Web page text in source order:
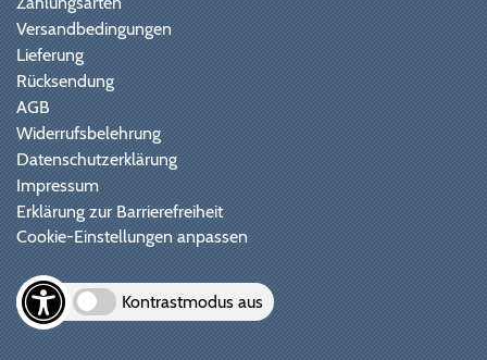
Versandbedingungen
Lieferung
Rücksendung
AGB
Widerrufsbelehrung
Datenschutzerklärung
Impressum
Erklärung zur Barrierefreiheit
Cookie-Einstellungen anpassen
Kontrastmodus aus